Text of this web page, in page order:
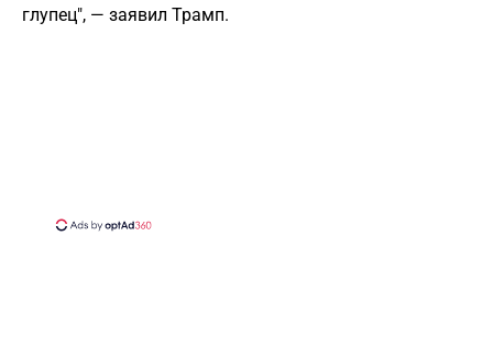
глупец", — заявил Трамп.